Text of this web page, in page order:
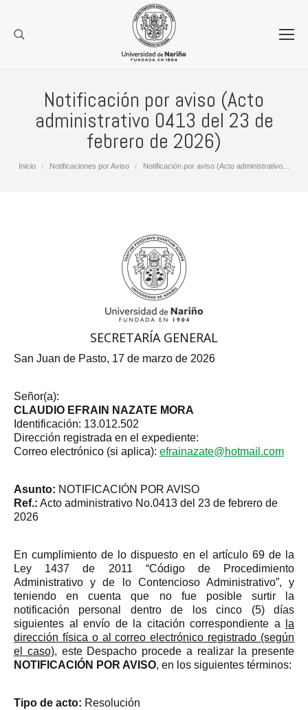
Notificación por aviso (Acto
administrativo 0413 del 23 de
febrero de 2026)
Estás aquí:
Inicio Notificaciones por Aviso Notificación por aviso (Acto administrativo…
SECRETARÍA GENERAL
San Juan de Pasto, 17 de marzo de 2026
Señor(a):
CLAUDIO EFRAIN NAZATE MORA
Identificación: 13.012.502
Dirección registrada en el expediente:
Correo electrónico (si aplica): efrainazate@hotmail.com
Asunto: NOTIFICACIÓN POR AVISO
Ref.: Acto administrativo No.0413 del 23 de febrero de
2026
En cumplimiento de lo dispuesto en el artículo 69 de la
Ley 1437 de 2011 “Código de Procedimiento
Administrativo y de lo Contencioso Administrativo”, y
teniendo en cuenta que no fue posible surtir la
notificación personal dentro de los cinco (5) días
siguientes al envío de la citación correspondiente a
la
dirección física o al correo electrónico registrado (según
el caso), este Despacho procede a realizar la presente
NOTIFICACIÓN POR AVISO, en los siguientes términos:
Tipo de acto: Resolución